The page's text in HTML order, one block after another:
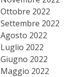
Ottobre 2022
Settembre 2022
Agosto 2022
Luglio 2022
Giugno 2022
Maggio 2022